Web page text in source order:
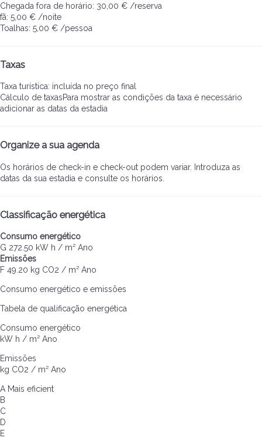
Chegada fora de horário: 30,00 € /reserva
fã: 5,00 € /noite
Toalhas: 5,00 € /pessoa
Taxas
Taxa turística: incluída no preço final
Cálculo de taxasPara mostrar as condições da taxa é necessário
adicionar as datas da estadia
Organize a sua agenda
Os horários de check-in e check-out podem variar. Introduza as
datas da sua estadia e consulte os horários.
Classificação energética
Consumo energético
G 272.50 kW h / m² Ano
Emissões
F 49.20 kg CO2 / m² Ano
Consumo energético e emissões
Tabela de qualificação energética
Consumo energético
kW h / m² Ano
Emissões
kg CO2 / m² Ano
A Mais eficient
B
C
D
E